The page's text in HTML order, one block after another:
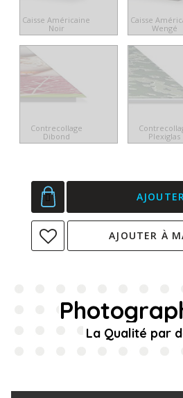
Caisse Américaine
Noir
Caisse
Wengé
Contrecollage
Dibond
Plexiglas
AJOUTER À
La Qualité par